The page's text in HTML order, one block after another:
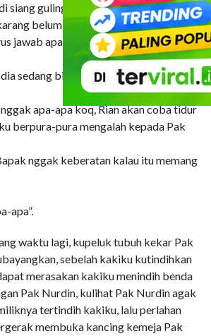
siang guling Rian robek dan Rian belum
belum bisa tidur”.
jawab apa”.
sedang bingung untuk menjawab
apa-apa koq, Rian akan coba tidur
berpura-pura mengalah kepada Pak
nggak keberatan kalau itu memang
apa”.
waktu lagi, kupeluk tubuh kekar Pak
sebelah kakiku kutindihkan
merasakan kakiku menindih benda
Pak Nurdin, kulihat Pak Nurdin agak
tertindih kakiku, lalu perlahan
membuka kancing kemeja Pak